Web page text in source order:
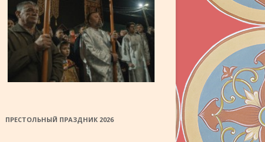
ПРЕСТОЛЬНЫЙ ПРАЗДНИК 2026